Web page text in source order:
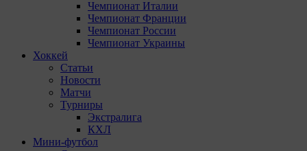
Чемпионат Италии
Чемпионат Франции
Чемпионат России
Чемпионат Украины
Хоккей
Статьи
Новости
Матчи
Турниры
Экстралига
КХЛ
Мини-футбол